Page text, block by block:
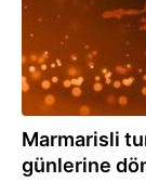
Marmarisli
günlerine